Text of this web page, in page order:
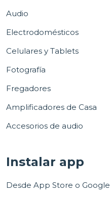
Audio
Electrodomésticos
Celulares y Tablets
Fotografía
Fregadores
Amplificadores de Casa
Accesorios de audio
Instalar app
Desde App Store o